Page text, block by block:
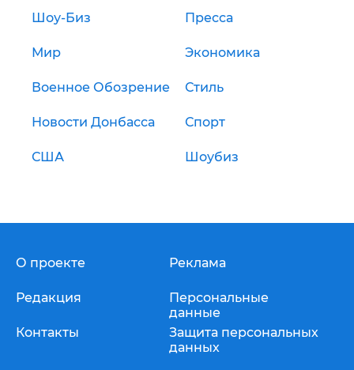
Шоу-Биз Пресса
Мир Экономика
Военное Обозрение Стиль
Новости Донбасса Спорт
США Шоубиз
О проекте
Редакция
Контакты
Реклама
Персональные
данные
Защита персональных
данных